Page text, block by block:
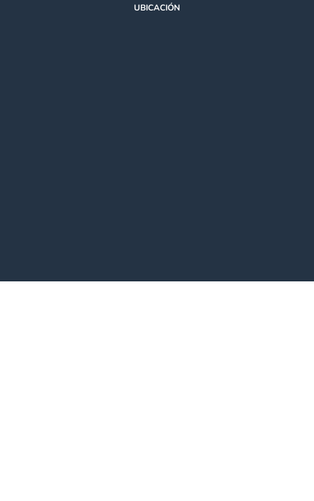
UBICACIÓN